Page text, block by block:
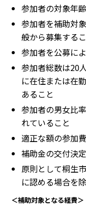
参加者の対象年
参加者を補助対
般から募集する
参加者を公募に
参加者総数は20
に在住または在
あること
参加者の男女比
れていること
適正な額の参加
補助金の交付決
原則として桐生
に認める場合を除
＜補助対象となる経費＞